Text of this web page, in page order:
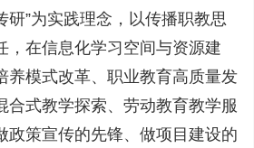
研”为实践理念，以传播职教思
，在信息化学习空间与资源建
养模式改革、职业教育高质量发
合式教学探索、劳动教育教学服
政策宣传的先锋、做项目建设的